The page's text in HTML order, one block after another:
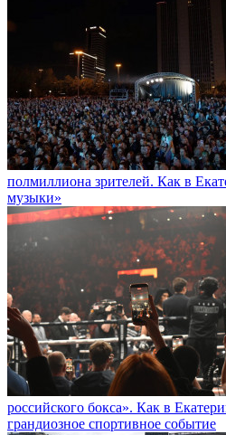
полмиллиона зрителей. Как в
музыки»
российского бокса». Как в
грандиозное спортивное событие